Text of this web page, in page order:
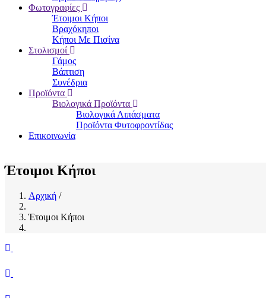
Φωτογραφίες
Έτοιμοι Κήποι
Βραχόκηποι
Κήποι Με Πισίνα
Στολισμοί
Γάμος
Βάπτιση
Συνέδρια
Προϊόντα
Βιολογικά Προϊόντα
Βιολογικά Λιπάσματα
Προϊόντα Φυτοφροντίδας
Επικοινωνία
Έτοιμοι Κήποι
Breadcrumb
Αρχική /
Έτοιμοι Κήποι